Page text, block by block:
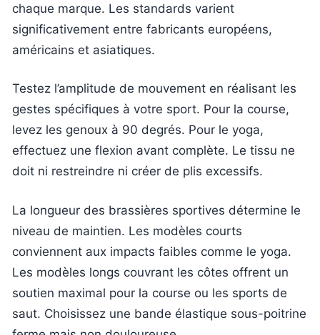
chaque marque. Les standards varient
significativement entre fabricants européens,
américains et asiatiques.
Testez l’amplitude de mouvement en réalisant les
gestes spécifiques à votre sport. Pour la course,
levez les genoux à 90 degrés. Pour le yoga,
effectuez une flexion avant complète. Le tissu ne
doit ni restreindre ni créer de plis excessifs.
La longueur des brassières sportives détermine le
niveau de maintien. Les modèles courts
conviennent aux impacts faibles comme le yoga.
Les modèles longs couvrant les côtes offrent un
soutien maximal pour la course ou les sports de
saut. Choisissez une bande élastique sous-poitrine